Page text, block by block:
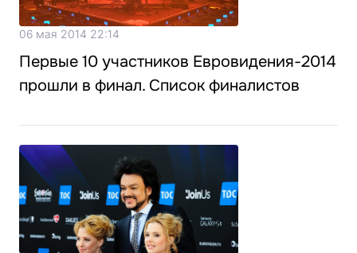
06 мая 2014 22:14
Первые 10 участников Евровидения-2014
прошли в финал. Список финалистов